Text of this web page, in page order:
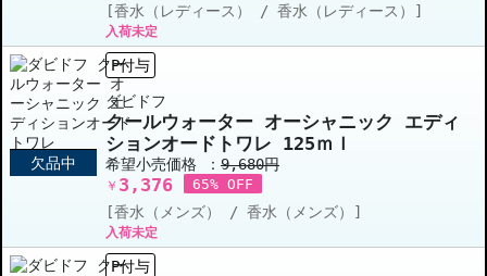
[香水（レディース） / 香水（レディース）]
入荷未定
欠品中
P付与
ダビドフ
クールウォーター オーシャニック エディ
ションオードトワレ 125ｍｌ
希望小売価格 ： 9,680円
￥ 3,376 65% OFF
[香水（メンズ） / 香水（メンズ）]
入荷未定
P付与